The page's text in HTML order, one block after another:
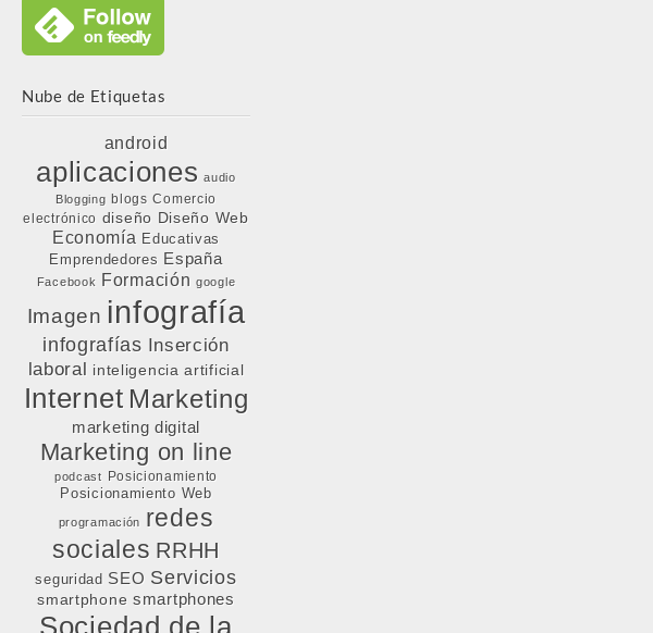
Nube de Etiquetas
android
aplicaciones audio
Blogging blogs Comercio
electrónico diseño Diseño Web
Economía Educativas
Emprendedores España
Facebook Formación google
Imagen infografía
infografías Inserción
laboral inteligencia artificial
Internet Marketing
marketing digital
Marketing on line
podcast
Posicionamiento
Posicionamiento Web
programación redes
sociales RRHH
seguridad SEO Servicios
smartphone smartphones
Sociedad de la